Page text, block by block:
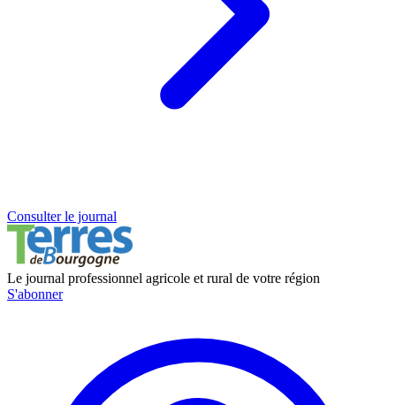
Consulter le journal
Le journal professionnel agricole et rural de votre région
S'abonner